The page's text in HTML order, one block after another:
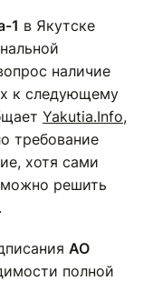
1 в Якутске
наличие
к следующему
Yakutia.Info,
требование
хотя сами
решить
АО
полной